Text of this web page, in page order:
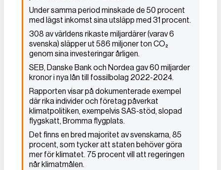
Under samma period minskade de 50 procent
med lägst inkomst sina utsläpp med 31 procent.
308 av världens rikaste miljardärer (varav 6
svenska) släpper ut 586 miljoner ton CO₂
genom sina investeringar årligen.
SEB, Danske Bank och Nordea gav 60 miljarder
kronor i nya lån till fossilbolag 2022-2024.
Rapporten visar på dokumenterade exempel
där rika individer och företag påverkat
klimatpolitiken, exempelvis SAS-stöd, slopad
flygskatt, Bromma flygplats.
Det finns en bred majoritet av svenskarna, 85
procent, som tycker att staten behöver göra
mer för klimatet. 75 procent vill att regeringen
når klimatmålen.